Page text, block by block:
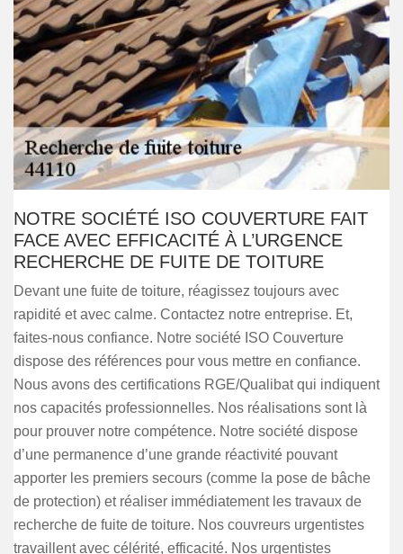
NOTRE SOCIÉTÉ ISO COUVERTURE FAIT
FACE AVEC EFFICACITÉ À L’URGENCE
RECHERCHE DE FUITE DE TOITURE
Devant une fuite de toiture, réagissez toujours avec
rapidité et avec calme. Contactez notre entreprise. Et,
faites-nous confiance. Notre société ISO Couverture
dispose des références pour vous mettre en confiance.
Nous avons des certifications RGE/Qualibat qui indiquent
nos capacités professionnelles. Nos réalisations sont là
pour prouver notre compétence. Notre société dispose
d’une permanence d’une grande réactivité pouvant
apporter les premiers secours (comme la pose de bâche
de protection) et réaliser immédiatement les travaux de
recherche de fuite de toiture. Nos couvreurs urgentistes
travaillent avec célérité, efficacité. Nos urgentistes